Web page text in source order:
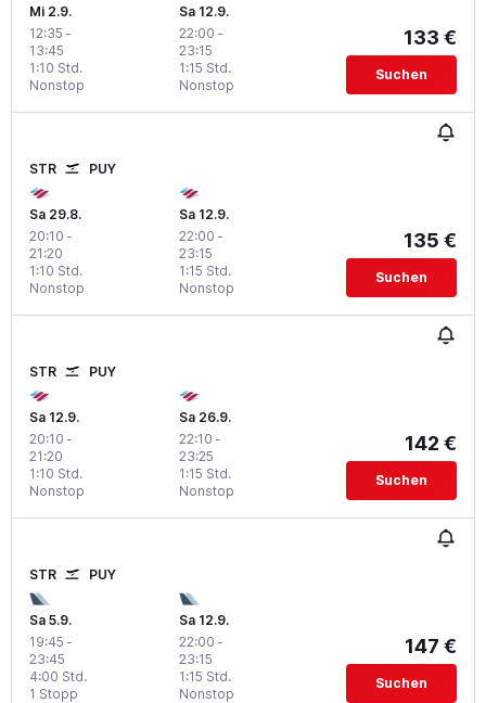
Mi 2.9.
12:35 -
13:45
Nonstop
1:10 Std.
Sa 12.9.
22:00 -
23:15
Nonstop
1:15 Std.
133 €
Suchen
STR PUY
Sa 29.8.
20:10 -
21:20
Nonstop
1:10 Std.
Sa 12.9.
22:00 -
23:15
Nonstop
1:15 Std.
135 €
Suchen
STR PUY
Sa 12.9.
20:10 -
21:20
Nonstop
1:10 Std.
Sa 26.9.
22:10 -
23:25
Nonstop
1:15 Std.
142 €
Suchen
STR PUY
Sa 5.9.
19:45 -
23:45
1 Stopp
4:00 Std.
Sa 12.9.
22:00 -
23:15
Nonstop
1:15 Std.
147 €
Suchen